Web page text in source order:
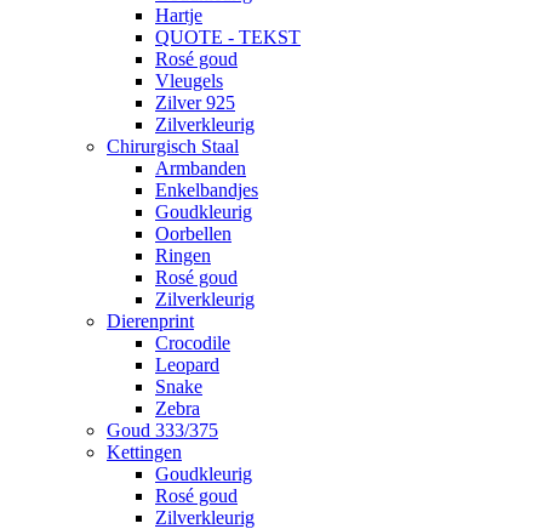
Hartje
QUOTE - TEKST
Rosé goud
Vleugels
Zilver 925
Zilverkleurig
Chirurgisch Staal
Armbanden
Enkelbandjes
Goudkleurig
Oorbellen
Ringen
Rosé goud
Zilverkleurig
Dierenprint
Crocodile
Leopard
Snake
Zebra
Goud 333/375
Kettingen
Goudkleurig
Rosé goud
Zilverkleurig